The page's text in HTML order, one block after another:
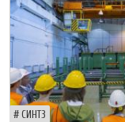
СИНТЗ